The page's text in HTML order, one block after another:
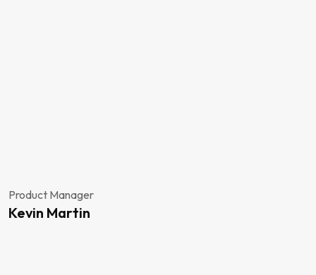
Product Manager
Kevin Martin